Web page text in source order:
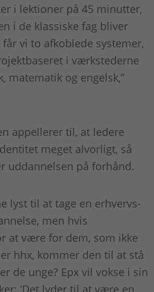
i lektioner på 45 minutter,
i de klassiske fag bliver
vi to afkoblede systemer,
i værkstederne
matematik og engelsk,”
appellerer til, at ledere
meget alvorligt, så
uddannelsen på forhånd.
lyst til at tage en erhvervs-
men hvis
at være for dem, som ikke
hhx, kommer den til at stå
de unge? Epx vil vokse i sin
’Det lyder til at være en